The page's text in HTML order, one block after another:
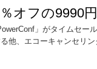
オフの9990
」がタイムセー
他、エコーキャンセリ